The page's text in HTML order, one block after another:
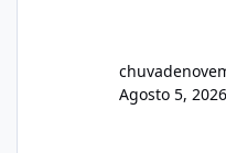
Agosto 5,